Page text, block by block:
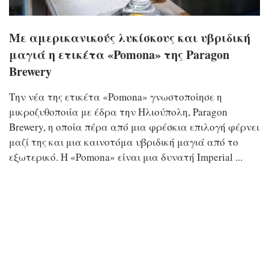
Με αμερικανικούς λυκίσκους και υβριδική
μαγιά η ετικέτα «Pomona» της Paragon
Brewery
Την νέα της ετικέτα «Pomona» γνωστοποίησε η
μικροζυθοποιία με έδρα την Ηλιούπολη, Paragon
Brewery, η οποία πέρα από μια φρέσκια επιλογή φέρνει
μαζί της και μια καινοτόμα υβριδική μαγιά από το
εξωτερικό. Η «Pomona» είναι μια δυνατή Imperial ...